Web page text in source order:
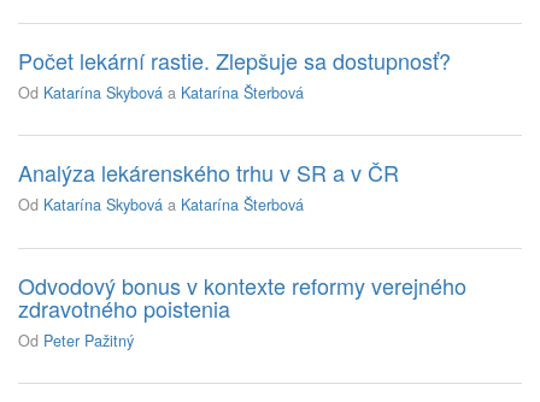
Počet lekární rastie. Zlepšuje sa dostupnosť?
Od Katarína Skybová a Katarína Šterbová
Analýza lekárenského trhu v SR a v ČR
Od Katarína Skybová a Katarína Šterbová
Odvodový bonus v kontexte reformy verejného
zdravotného poistenia
Od Peter Pažitný